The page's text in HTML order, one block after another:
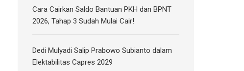
Cara Cairkan Saldo Bantuan PKH dan BPNT
2026, Tahap 3 Sudah Mulai Cair!
Dedi Mulyadi Salip Prabowo Subianto dalam
Elektabilitas Capres 2029